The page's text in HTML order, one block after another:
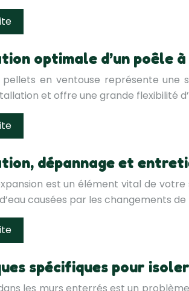
optimale d’un poêle
en ventouse représente une
et offre une grande flexibilité
dépannage et
est un élément vital de
causées par les changements
spécifiques pour